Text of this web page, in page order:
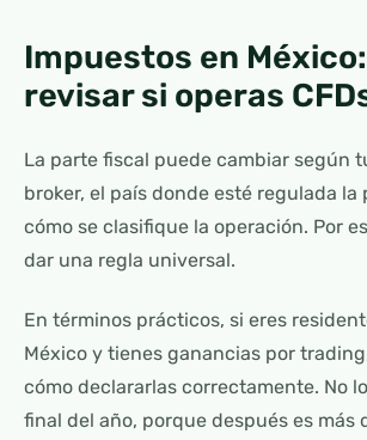
Impuestos en
revisar si operas
La parte fiscal puede cambiar según
broker, el país donde esté regulada la
cómo se clasifique la operación. Por
dar una regla universal.
En términos prácticos, si eres
México y tienes ganancias por
cómo declararlas correctamente. No
final del año, porque después es más